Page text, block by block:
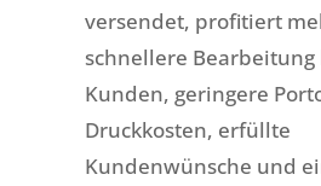
versendet, profitiert
schnellere Bearbeitung
Kunden, geringere
Druckkosten, erfüllte
Kundenwünsche und